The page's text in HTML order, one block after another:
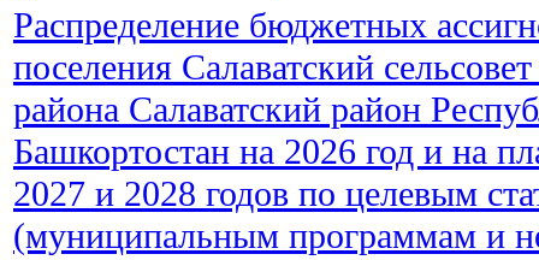
Распределение бюджетных
поселения Салаватский
района Салаватский район
Башкортостан на 2026 год и на
2027 и 2028 годов по целевым
(муниципальным программам и